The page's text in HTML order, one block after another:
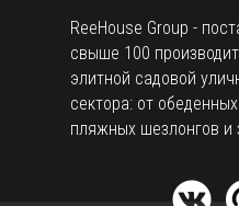
ReeHouse Group -
свыше 100
элитной садовой
сектора: от
пляжных шезлонгов и